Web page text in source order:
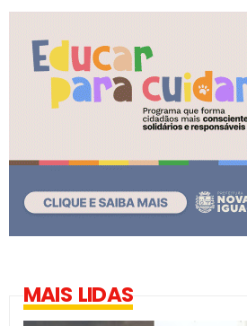
MAIS LIDAS